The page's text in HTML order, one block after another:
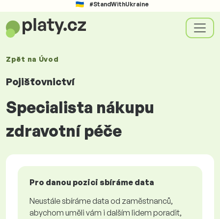
#StandWithUkraine
Zpět na Úvod
Pojišťovnictví
Specialista nákupu
zdravotní péče
Pro danou pozici sbíráme data
Neustále sbíráme data od zaměstnanců,
abychom uměli vám i dalším lidem poradit,